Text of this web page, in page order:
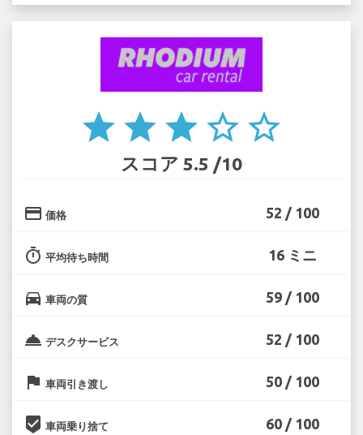
star star star star_border star_border
スコア 5.5 /10
credit_card 価格 52 / 100
timer 平均待ち時間 16 ミニ
directions_car 車両の質 59 / 100
room_service デスクサービス 52 / 100
flag 車両引き渡し 50 / 100
beenhere 車両乗り捨て 60 / 100